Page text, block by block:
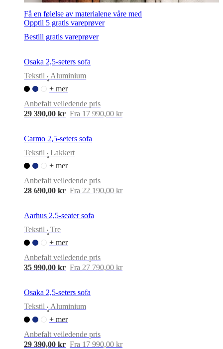
Få en følelse av materialene våre med
Opptil 5 gratis vareprøver
Bestill gratis vareprøver
Osaka 2,5-seters sofa
Tekstil
•
Aluminium
+ mer
Anbefalt veiledende pris
29 390,00 kr Fra 17 990,00 kr
Carmo 2,5-seters sofa
Tekstil
•
Lakkert
+ mer
Anbefalt veiledende pris
28 690,00 kr Fra 22 190,00 kr
Aarhus 2,5-seater sofa
Tekstil
•
Tre
+ mer
Anbefalt veiledende pris
35 990,00 kr Fra 27 790,00 kr
Osaka 2,5-seters sofa
Tekstil
•
Aluminium
+ mer
Anbefalt veiledende pris
29 390,00 kr Fra 17 990,00 kr